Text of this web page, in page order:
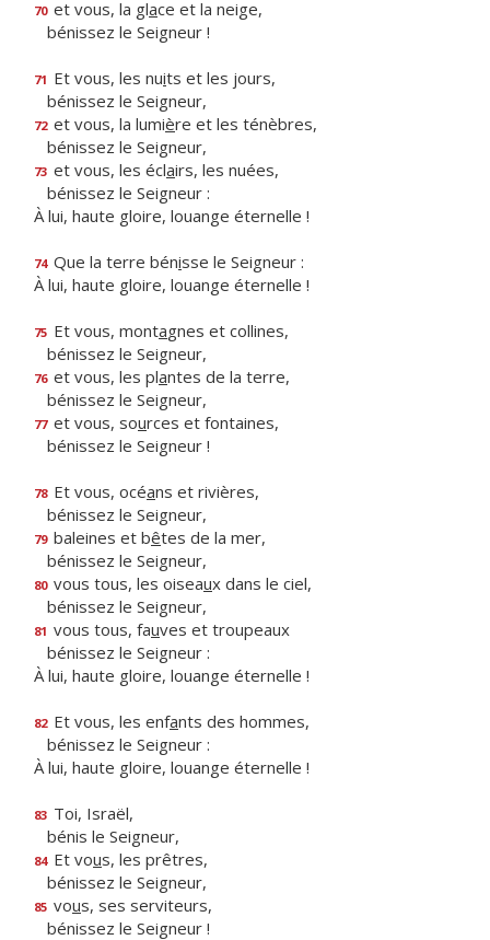
70 et vous, la glace et la neige,
bénissez le Seigneur !
71 Et vous, les nuits et les jours,
bénissez le Seigneur,
72 et vous, la lumière et les ténèbres,
bénissez le Seigneur,
73 et vous, les éclairs, les nuées,
bénissez le Seigneur :
À lui, haute gloire, louange éternelle !
74 Que la terre bénisse le Seigneur :
À lui, haute gloire, louange éternelle !
75 Et vous, montagnes et collines,
bénissez le Seigneur,
76 et vous, les plantes de la terre,
bénissez le Seigneur,
77 et vous, sources et fontaines,
bénissez le Seigneur !
78 Et vous, océans et rivières,
bénissez le Seigneur,
79 baleines et bêtes de la mer,
bénissez le Seigneur,
80 vous tous, les oiseaux dans le ciel,
bénissez le Seigneur,
81 vous tous, fauves et troupeaux
bénissez le Seigneur :
À lui, haute gloire, louange éternelle !
82 Et vous, les enfants des hommes,
bénissez le Seigneur :
À lui, haute gloire, louange éternelle !
83 Toi, Israël,
bénis le Seigneur,
84 Et vous, les prêtres,
bénissez le Seigneur,
85 vous, ses serviteurs,
bénissez le Seigneur !